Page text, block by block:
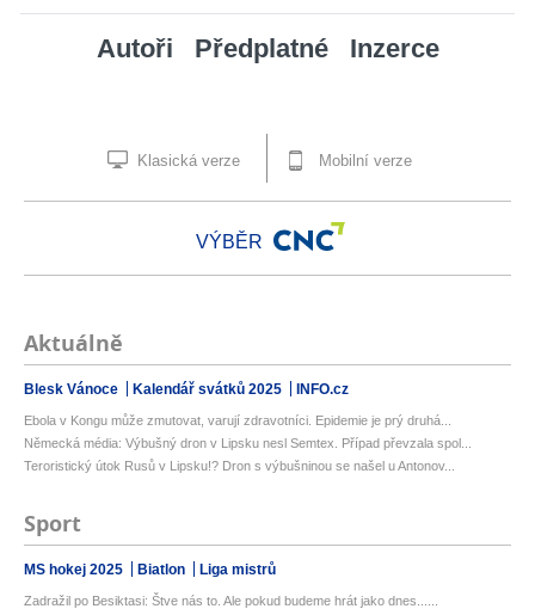
Autoři Předplatné Inzerce
Klasická verze Mobilní verze
VÝBĚR
Aktuálně
Blesk Vánoce Kalendář svátků 2025 INFO.cz
Ebola v Kongu může zmutovat, varují zdravotníci. Epidemie je prý druhá...
Německá média: Výbušný dron v Lipsku nesl Semtex. Případ převzala spol...
Teroristický útok Rusů v Lipsku!? Dron s výbušninou se našel u Antonov...
Sport
MS hokej 2025 Biatlon Liga mistrů
Zadražil po Besiktasi: Štve nás to. Ale pokud budeme hrát jako dnes......